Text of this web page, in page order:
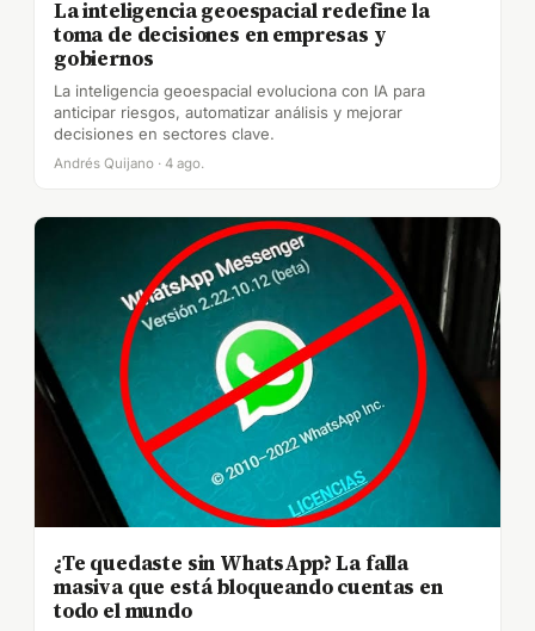
La inteligencia geoespacial redefine la
toma de decisiones en empresas y
gobiernos
La inteligencia geoespacial evoluciona con IA para
anticipar riesgos, automatizar análisis y mejorar
decisiones en sectores clave.
Andrés Quijano · 4 ago.
¿Te quedaste sin WhatsApp? La falla
masiva que está bloqueando cuentas en
todo el mundo